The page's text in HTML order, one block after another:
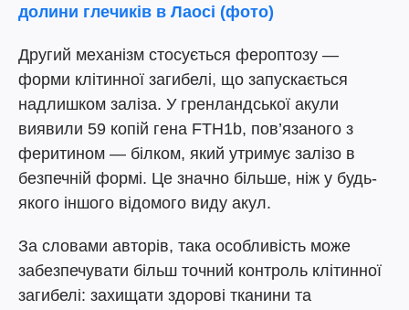
долини глечиків в Лаосі (фото)
Другий механізм стосується фероптозу —
форми клітинної загибелі, що запускається
надлишком заліза. У гренландської акули
виявили 59 копій гена FTH1b, пов’язаного з
феритином — білком, який утримує залізо в
безпечній формі. Це значно більше, ніж у будь-
якого іншого відомого виду акул.
За словами авторів, така особливість може
забезпечувати більш точний контроль клітинної
загибелі: захищати здорові тканини та